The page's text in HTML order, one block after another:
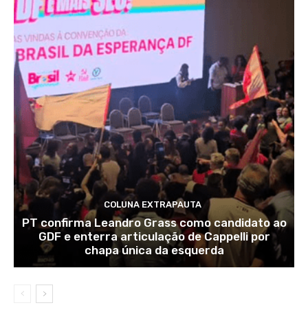
COLUNA EXTRAPAUTA
PT confirma Leandro Grass como candidato ao
GDF e enterra articulação de Cappelli por
chapa única da esquerda